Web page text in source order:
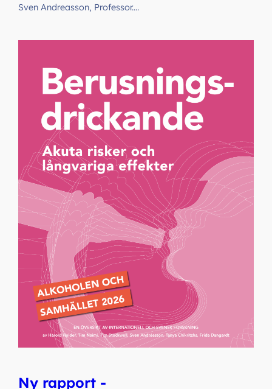
Sven Andreasson, Professor.…
Ny rapport -